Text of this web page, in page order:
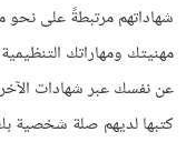
شهاداتهم مرتبطةً على نحو
مهنيتك ومهاراتك
عن نفسك عبر شهادات
كتبها لديهم صلة شخصية